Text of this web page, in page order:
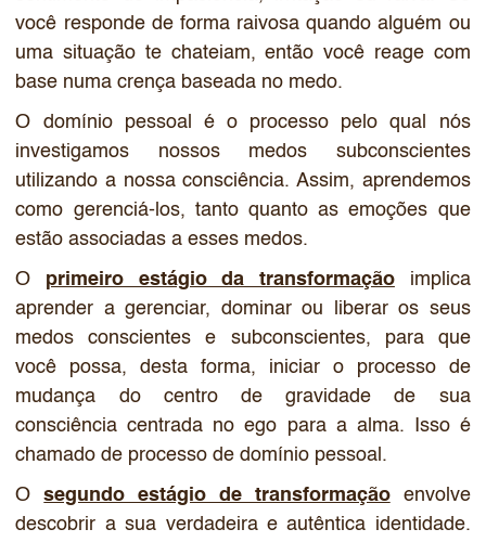
você responde de forma raivosa quando alguém ou
uma situação te chateiam, então você reage com
base numa crença baseada no medo.
O domínio pessoal é o processo pelo qual nós
investigamos nossos medos subconscientes
utilizando a nossa consciência. Assim, aprendemos
como gerenciá-los, tanto quanto as emoções que
estão associadas a esses medos.
O primeiro estágio da transformaçãoimplica
aprender a gerenciar, dominar ou liberar os seus
medos conscientes e subconscientes, para que
você possa, desta forma, iniciar o processo de
mudança do centro de gravidade de sua
consciência centrada no ego para a alma. Isso é
chamado de processo de domínio pessoal.
Osegundo estágio de transformação
envolve
descobrir a sua verdadeira e autêntica identidade.